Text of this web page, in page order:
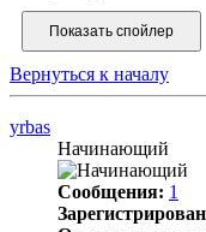
Вернуться к началу
yrbas
Начинающий
Сообщения: 1